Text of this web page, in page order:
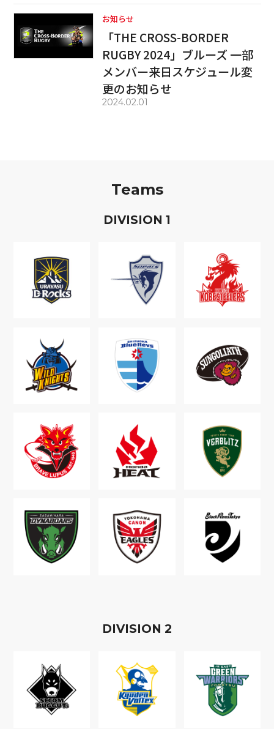
お知らせ
「THE CROSS-BORDER
RUGBY 2024」ブルーズ 一部
メンバー来日スケジュール変
更のお知らせ
2024.02.01
Teams
DIVISION 1
DIVISION 2